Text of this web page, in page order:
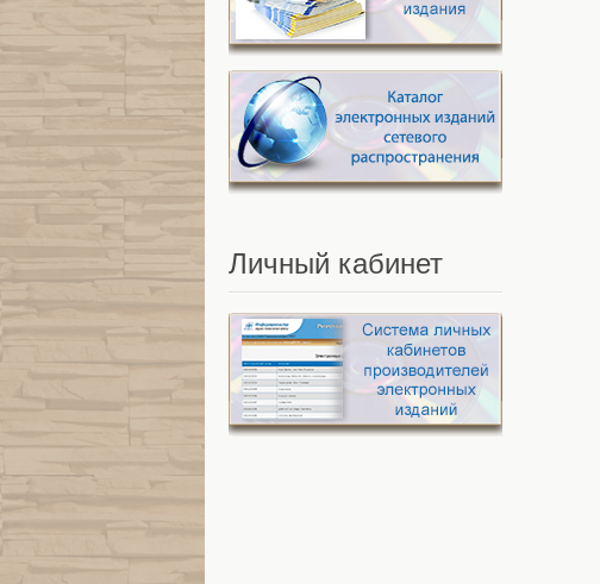
Личный кабинет